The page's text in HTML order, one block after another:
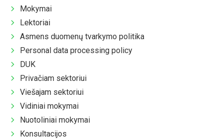
Mokymai
Lektoriai
Asmens duomenų tvarkymo politika
Personal data processing policy
DUK
Privačiam sektoriui
Viešajam sektoriui
Vidiniai mokymai
Nuotoliniai mokymai
Konsultacijos